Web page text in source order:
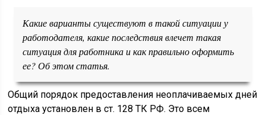
Какие варианты существуют в такой ситуации у
работодателя, какие последствия влечет такая
ситуация для работника и как правильно оформить
ее? Об этом статья.
Общий порядок предоставления неоплачиваемых дней
отдыха установлен в ст. 128 ТК РФ. Это всем